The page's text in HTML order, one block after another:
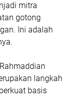
mitra
gotong
Ini adalah
langkah
basis